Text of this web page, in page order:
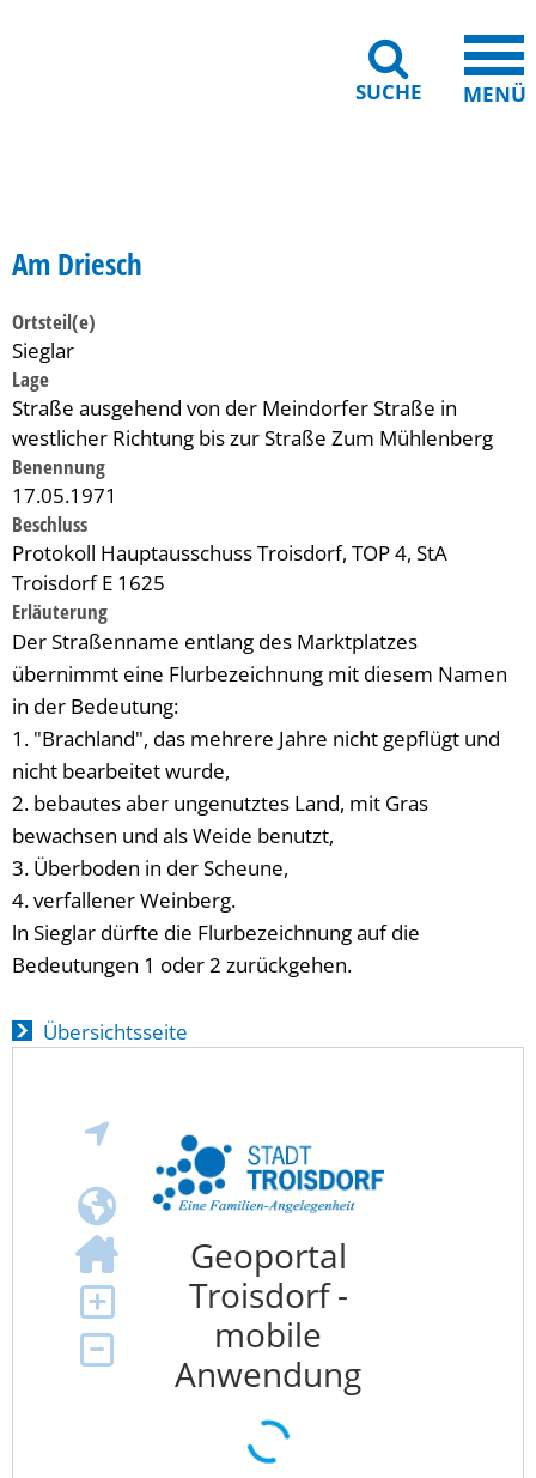
SUCHE MENÜ
Am Driesch
Ortsteil(e)
Sieglar
Lage
Straße ausgehend von der Meindorfer Straße in
westlicher Richtung bis zur Straße Zum Mühlenberg
Benennung
17.05.1971
Beschluss
Protokoll Hauptausschuss Troisdorf, TOP 4, StA
Troisdorf E 1625
Erläuterung
Der Straßenname entlang des Marktplatzes
übernimmt eine Flurbezeichnung mit diesem Namen
in der Bedeutung:
1. "Brachland", das mehrere Jahre nicht gepflügt und
nicht bearbeitet wurde,
2. bebautes aber ungenutztes Land, mit Gras
bewachsen und als Weide benutzt,
3. Überboden in der Scheune,
4. verfallener Weinberg.
ln Sieglar dürfte die Flurbezeichnung auf die
Bedeutungen 1 oder 2 zurückgehen.
Übersichtsseite